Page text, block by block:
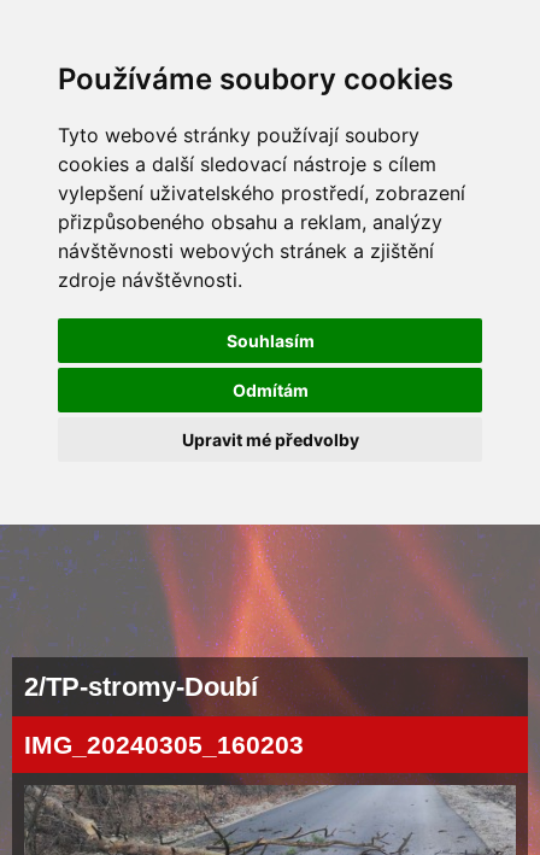
Používáme soubory cookies
Tyto webové stránky používají soubory
cookies a další sledovací nástroje s cílem
vylepšení uživatelského prostředí, zobrazení
přizpůsobeného obsahu a reklam, analýzy
návštěvnosti webových stránek a zjištění
zdroje návštěvnosti.
Souhlasím
Odmítám
Upravit mé předvolby
2/TP-stromy-Doubí
IMG_20240305_160203